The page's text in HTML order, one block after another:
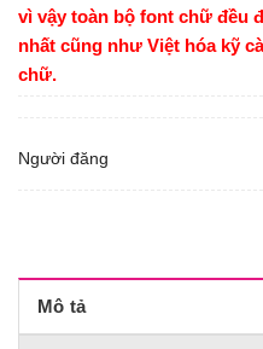
vì vậy toàn bộ font chữ đều
nhất cũng như Việt hóa kỹ
chữ.
Người đăng
Mô tả